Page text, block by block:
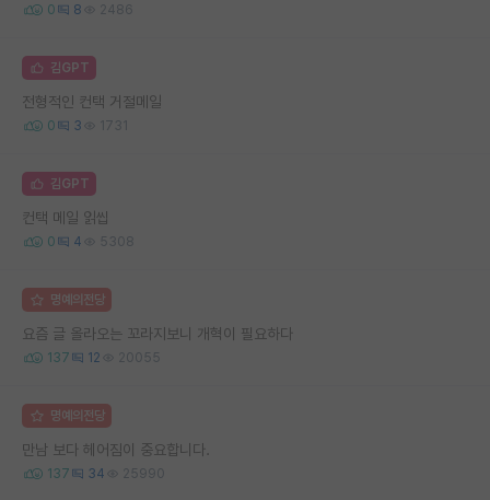
0 8 2486
김GPT
전형적인 컨택 거절메일
0 3 1731
김GPT
컨택 메일 읽씹
0 4 5308
명예의전당
요즘 글 올라오는 꼬라지보니 개혁이 필요하다
137 12 20055
명예의전당
만남 보다 헤어짐이 중요합니다.
137 34 25990